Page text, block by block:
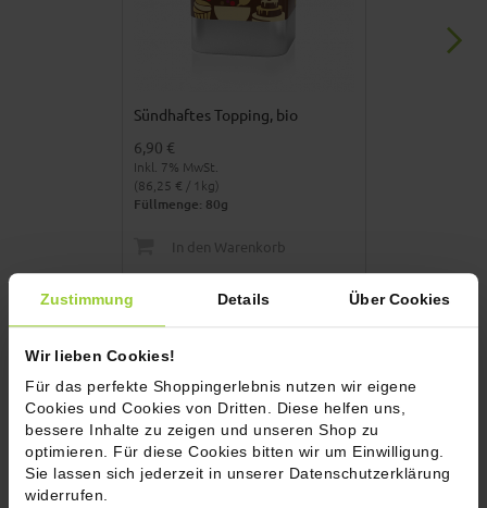
Zustimmung Details Über Cookies
Wir lieben Cookies!
Für das perfekte Shoppingerlebnis nutzen wir eigene
Cookies und Cookies von Dritten. Diese helfen uns,
bessere Inhalte zu zeigen und unseren Shop zu
optimieren. Für diese Cookies bitten wir um Einwilligung.
Sie lassen sich jederzeit in unserer Datenschutzerklärung
widerrufen.
Sündhaftes Topping, bio
6,90 €
Inkl. 7% MwSt.
(86,25 € / 1kg)
Füllmenge: 80g
In den Warenkorb
Zutaten, Allergenhinweise und
Zutaten
Crunchy Brot-Topping, bio
: Röstzwiebeln* (Zwiebeln*,
Sonnenblumenöl*), Hanfsamen* geröstet, Salz , Paprika*,
Tomatenchips* (Tomate*, Maisstärke*), Schnittlauch*,
Petersilie*, Knoblauch* geräuchert (Knoblauch*, Rauch),